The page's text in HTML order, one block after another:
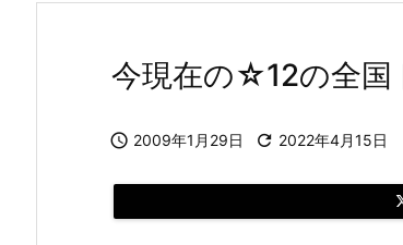
今現在の☆12の全国
 2009年1月29日  2022年4月15日